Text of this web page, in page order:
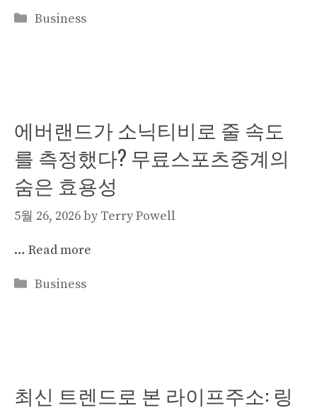
Categories
Business
에버랜드가 소닉티비로 줄 속도
를 측정했다? 무료스포츠중계의
숨은 효용성
5월 26, 2026by Terry Powell
… Read more
Categories
Business
최신 트렌드로 본 라이프주소: 링